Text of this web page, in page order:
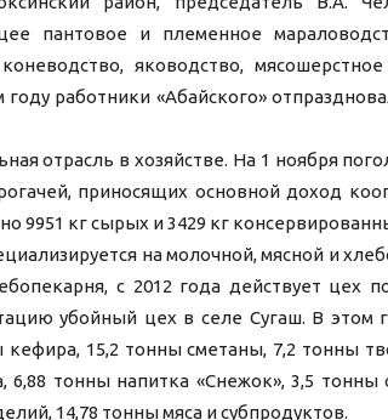
пантовое и племенное
яководство,
году работники «Абайского»
отрасль в хозяйстве. На 1 ноября
приносящих основной доход
9951 кг сырых и 3429 кг
на молочной, мясной и
с 2012 года действует цех
убойный цех в селе Сугаш. В этом
15,2 тонны сметаны, 7,2 тонны
6,88 тонны напитка «Снежок», 3,5 тонны
14,78 тонны мяса и субпродуктов.